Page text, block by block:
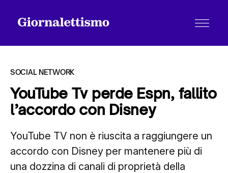
Tutti gli articoli
Chi siamo
SOCIAL NETWORK
YouTube Tv perde Espn, fallito
l’accordo con Disney
YouTube TV non è riuscita a raggiungere un
accordo con Disney per mantenere più di
una dozzina di canali di proprietà della